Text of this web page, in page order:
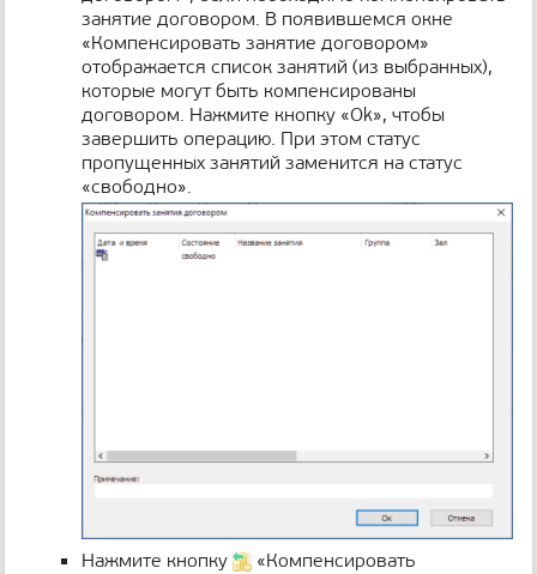
занятие договором. В появившемся окне
«Компенсировать занятие договором»
отображается список занятий (из выбранных),
которые могут быть компенсированы
договором. Нажмите кнопку «Ok», чтобы
завершить операцию. При этом статус
пропущенных занятий заменится на статус
«свободно».
Нажмите кнопку
«Компенсировать